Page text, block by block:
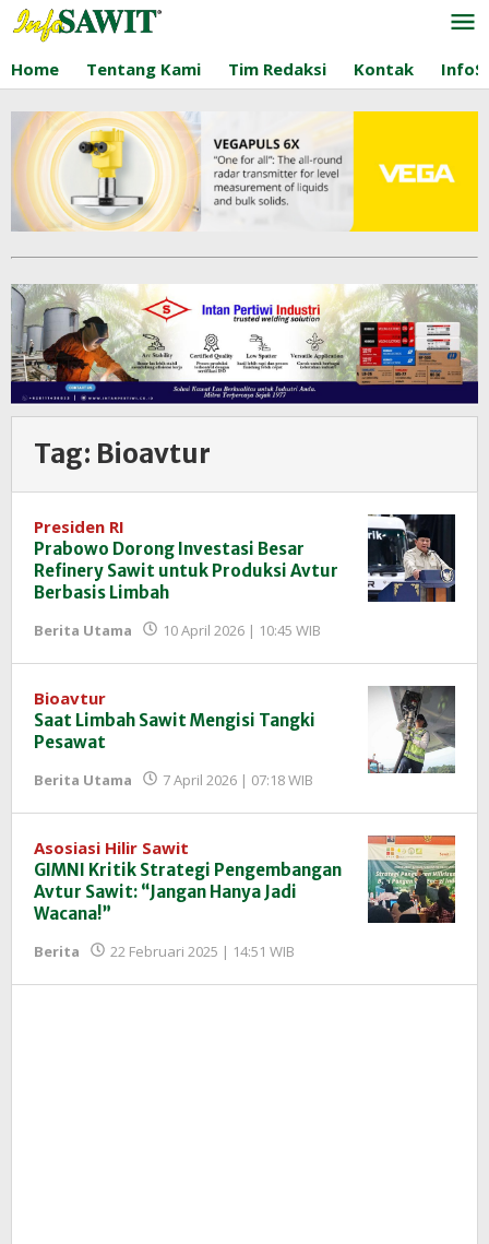
Lewati
ke
konten
Home Tentang Kami Tim Redaksi Kontak
Tag: Bioavtur
Presiden RI
Prabowo Dorong Investasi Besar
Refinery Sawit untuk Produksi Avtur
Berbasis Limbah
Berita Utama 10 April 2026 | 10:45 WIB
InfoSAWIT
Bioavtur
Saat Limbah Sawit Mengisi Tangki
Pesawat
Berita Utama 7 April 2026 | 07:18 WIB
InfoSAWIT
Asosiasi Hilir Sawit
GIMNI Kritik Strategi Pengembangan
Avtur Sawit: “Jangan Hanya Jadi
Wacana!”
Berita 22 Februari 2025 | 14:51 WIB
InfoSAWIT